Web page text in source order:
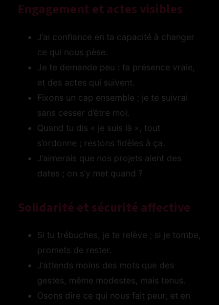
Engagement et actes visibles
J’ai confiance en ta capacité à changer
ce qui nous pèse.
Je te demande peu : ta présence vraie,
et des actes qui suivent.
Fixons un cap ensemble ; je te suivrai
sans cesser d’être moi.
Quand tu dis « je suis là », tout
s’ordonne ; restons fidèles à ça.
J’aimerais que nos projets aient des
dates ; on s’y met quand ?
Solidarité et sécurité affective
Si tu trébuches, je te relève ; si je tombe,
promets de rester.
J’attends moins des mots que des
gestes, même modestes, mais tenus.
Osons dire ce qui nous fait peur, et en